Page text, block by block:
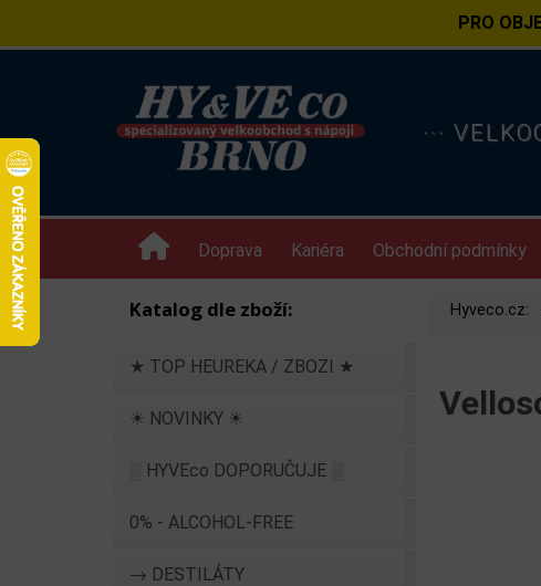
PRO
···
Doprava Kariéra Obchodní podmínky
Katalog dle zboží:
★ TOP HEUREKA / ZBOZI ★
☀ NOVINKY ☀
░ HYVEco DOPORUČUJE ░
0% - ALCOHOL-FREE
→ DESTILÁTY
Hyveco.cz: